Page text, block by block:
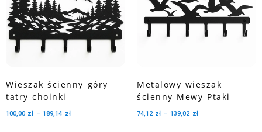
Wieszak ścienny góry
tatry choinki
100,00 zł – 189,14 zł
Metalowy wieszak
ścienny Mewy Ptaki
74,12 zł – 139,02 zł